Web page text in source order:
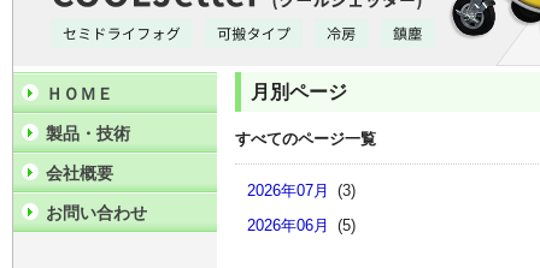
月別ページ
すべてのページ一覧
2026年07月
(3)
2026年06月
(5)
ＨＯＭＥ
製品・技術
会社概要
お問い合わせ